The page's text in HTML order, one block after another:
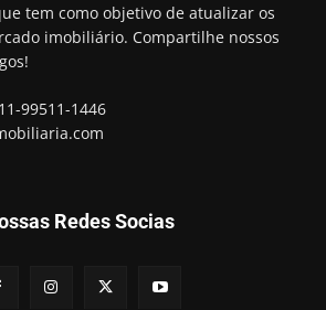
tem como objetivo de atualizar os
imobiliário. Compartilhe nossos
99511-1446
Redes Socias